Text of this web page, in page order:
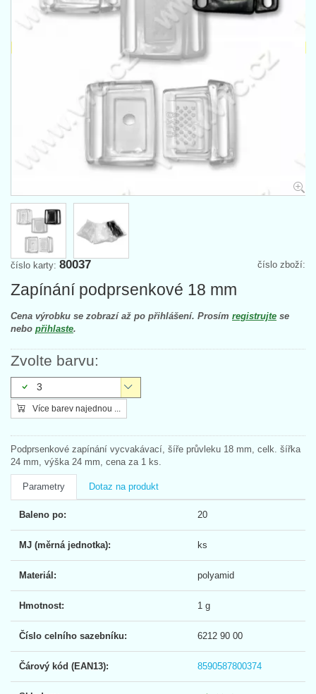
číslo zboží:
číslo karty: 80037
Zapínání podprsenkové 18 mm
Cena výrobku se zobrazí až po přihlášení. Prosím registrujte se
nebo přihlaste.
Zvolte barvu:
3
Více barev najednou ...
Podprsenkové zapínání vycvakávací, šíře průvleku 18 mm, celk. šířka
24 mm, výška 24 mm, cena za 1 ks.
Parametry Dotaz na produkt
Baleno po: 20
MJ (měrná jednotka): ks
Materiál: polyamid
Hmotnost: 1 g
Číslo celního sazebníku: 6212 90 00
Čárový kód (EAN13): 8590587800374